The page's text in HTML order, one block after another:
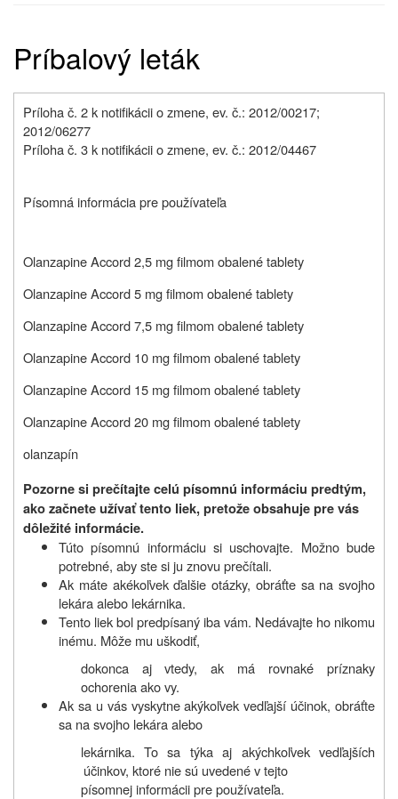
Príbalový leták
Príloha č. 2 k notifikácii o zmene, ev. č.: 2012/00217;
2012/06277
Príloha č. 3 k notifikácii o zmene, ev. č.: 2012/04467
Písomná informácia pre používateľa
Olanzapine Accord 2,5 mg filmom obalené tablety
Olanzapine Accord 5 mg filmom obalené tablety
Olanzapine Accord 7,5 mg filmom obalené tablety
Olanzapine Accord 10 mg filmom obalené tablety
Olanzapine Accord 15 mg filmom obalené tablety
Olanzapine Accord 20 mg filmom obalené tablety
olanzapín
Pozorne si prečítajte celú písomnú informáciu predtým,
ako začnete užívať tento liek, pretože obsahuje pre vás
dôležité informácie.
Túto písomnú informáciu si uschovajte. Možno bude
potrebné, aby ste si ju znovu prečítali.
Ak máte akékoľvek ďalšie otázky, obráťte sa na svojho
lekára alebo lekárnika.
Tento liek bol predpísaný iba vám. Nedávajte ho nikomu
inému. Môže mu uškodiť,
dokonca aj vtedy, ak má rovnaké príznaky
ochorenia ako vy.
Ak sa u vás vyskytne akýkoľvek vedľajší účinok, obráťte
sa na svojho lekára alebo
lekárnika. To sa týka aj akýchkoľvek vedľajších
účinkov, ktoré nie sú uvedené v tejto
písomnej informácii pre používateľa.